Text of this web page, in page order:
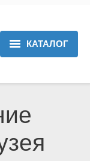
КАТАЛОГ